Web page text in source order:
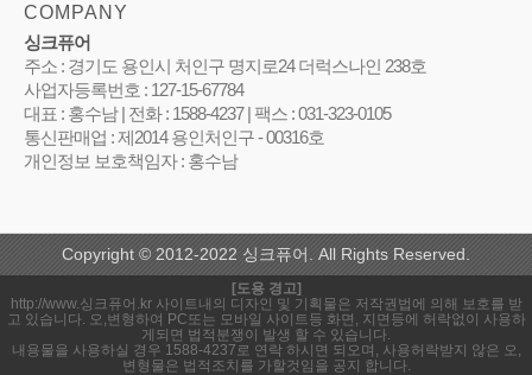
COMPANY
싱크퓨어
주소 : 경기도 용인시 처인구 명지로24 더럭스나인 238호
사업자등록번호 : 127-15-67784
대표 : 홍수남 | 전화 : 1588-4237 | 팩스 : 031-323-0105
통신판매업 : 제2014 용인처인구 - 00316호
개인정보 보호책임자 : 홍수남
Copyright © 2012-2022 싱크퓨어. All Rights Reserved.
[도용 경고]
http://www.싱크퓨어.kr 사이트내의 디자인 및 기획물은 저작권법에 의해 보호를 받
고 있습니다. 오,변형하여 PC또는 모바일 사이트등 화면, 지면등에 허락없이 사용하
게되면 법적분쟁이 발생 할 수 있습니다.
내용물을 사용하실 경우 1588-4237로 연락 하시면 되오며, 사용허락받지 않은 오,
변형물은 법적조치를 가할것임을 공지 합니다.